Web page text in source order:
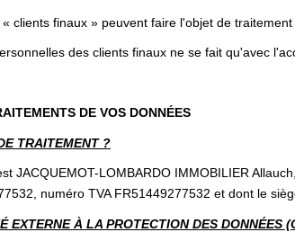
clients finaux » peuvent faire l'objet de
des clients finaux ne se fait qu'avec
DE VOS DONNÉES
TRAITEMENT ?
JACQUEMOT-LOMBARDO IMMOBILIER
numéro TVA FR51449277532 et dont le
EXTERNE À LA PROTECTION DES DONNÉES